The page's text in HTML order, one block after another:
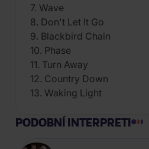
7. Wave
8. Don't Let It Go
9. Blackbird Chain
10. Phase
11. Turn Away
12. Country Down
13. Waking Light
PODOBNÍ INTERPRETI